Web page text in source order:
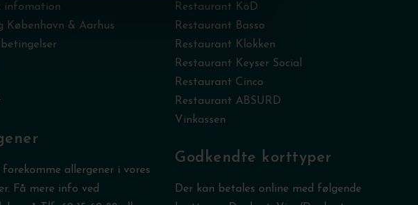
infomation
København & Aarhus
forekomme allergener i vores
Få mere info ved
Restaurant KöD
Restaurant Basso
Restaurant Klokken
Restaurant Keyser Social
Restaurant Cinco
Restaurant ABSURD
Vinkassen
Godkendte korttyper
Der kan betales online med følgende